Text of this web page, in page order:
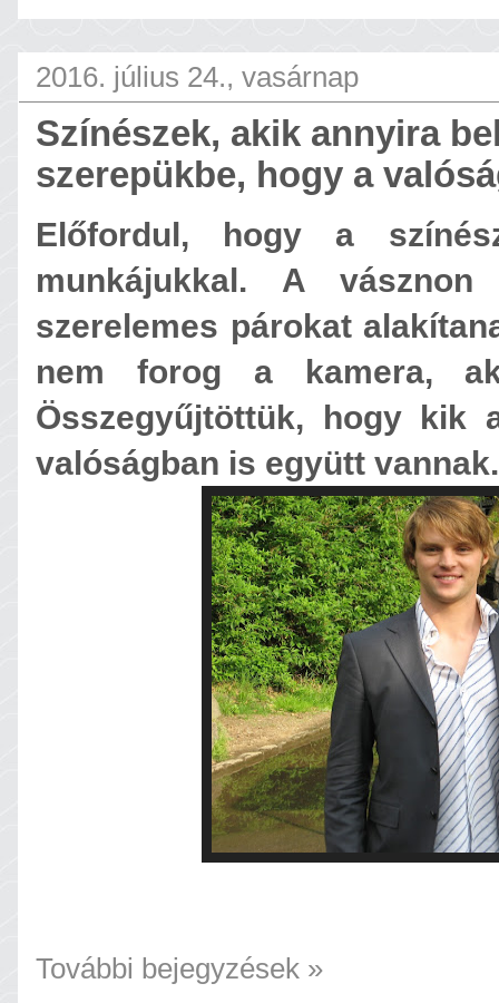
2016. július 24., vasárnap
Színészek, akik annyira
szerepükbe, hogy a
Előfordul, hogy a
munkájukkal. A
szerelemes párokat
nem forog a kamera,
Összegyűjtöttük, hogy kik
valóságban is együtt vannak.
További bejegyzések »